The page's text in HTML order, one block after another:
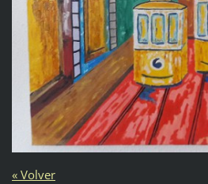
« Volver